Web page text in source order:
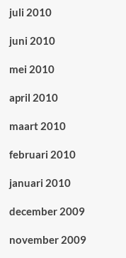
juli 2010
juni 2010
mei 2010
april 2010
maart 2010
februari 2010
januari 2010
december 2009
november 2009